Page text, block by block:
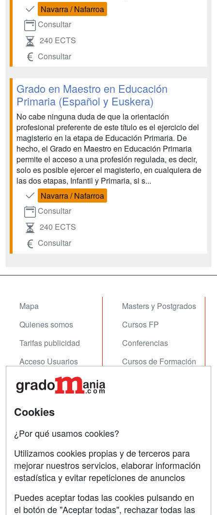
Navarra / Nafarroa
Consultar
240 ECTS
Consultar
Grado en Maestro en Educación
Primaria (Español y Euskera)
No cabe ninguna duda de que la orientación
profesional preferente de este título es el ejercicio del
magisterio en la etapa de Educación Primaria. De
hecho, el Grado en Maestro en Educación Primaria
permite el acceso a una profesión regulada, es decir,
solo es posible ejercer el magisterio, en cualquiera de
las dos etapas, Infantil y Primaria, si s...
Navarra / Nafarroa
Consultar
240 ECTS
Consultar
Mapa
Quienes somos
Tarifas publicidad
Acceso Usuarios
Acceso Centros
Masters y Postgrados
Cursos FP
Conferencias
Cursos de Formación
Contactar
Copyleft
Cookies
¿Por qué usamos cookies?
Utilizamos cookies propias y de terceros para
mejorar nuestros servicios, elaborar información
estadística y evitar repeticiones de anuncios
Puedes aceptar todas las cookies pulsando en
el botón de "Aceptar todas", rechazar todas las